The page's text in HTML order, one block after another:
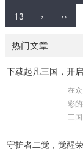
13
› ››
热门文章
下载起凡三国，开
在
彩
三
何
守护者二觉，觉醒